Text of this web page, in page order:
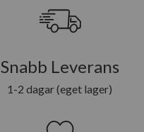
Snabb Leverans
1-2 dagar (eget lager)